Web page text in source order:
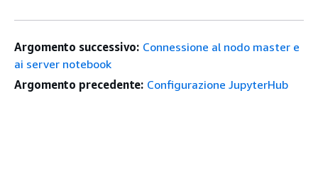
Argomento successivo: Connessione al nodo master e
ai server notebook
Argomento precedente: Configurazione JupyterHub